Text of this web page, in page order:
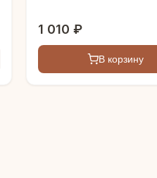
1 010 ₽
В корзину